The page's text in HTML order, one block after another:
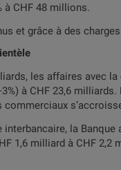
à CHF 48 millions.
et grâce à des
les affaires avec
à CHF 23,6
la
1,6 milliard à CHF